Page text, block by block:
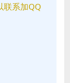
联系加QQ